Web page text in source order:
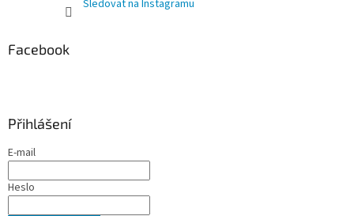
Sledovat na Instagramu
Facebook
Přihlášení
E-mail
Heslo